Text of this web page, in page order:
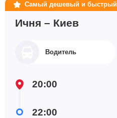
Самый дешевый и быстрый
Ичня – Киев
Водитель
20:00
22:00